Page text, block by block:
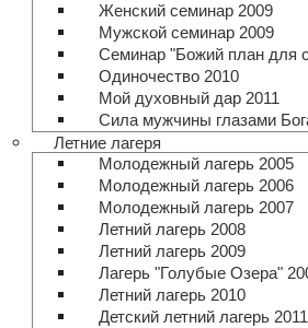
Женский семинар 2009
Мужской семинар 2009
Семинар "Божий план для
Одиночество 2010
Мой духовный дар 2011
Сила мужчины глазами
Летние лагеря
Молодежный лагерь 2005
Молодежный лагерь 2006
Молодежный лагерь 2007
Летний лагерь 2008
Летний лагерь 2009
Лагерь "Голубые Озера"
Летний лагерь 2010
Детский летний лагерь 2011